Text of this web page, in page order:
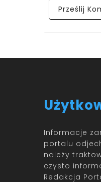
Informacje
portalu
należy
czysto
Redakcja